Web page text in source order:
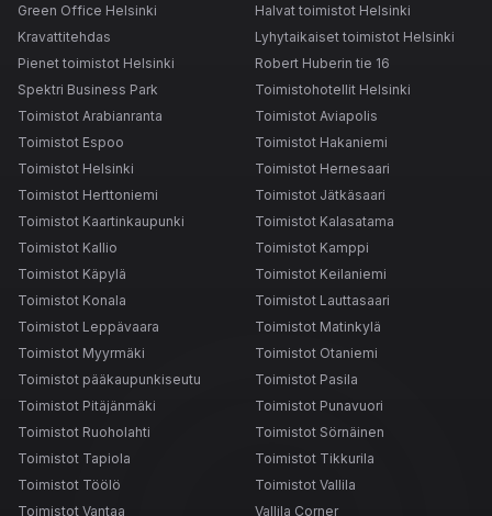
Green Office Helsinki
Halvat toimistot Helsinki
Kravattitehdas
Lyhytaikaiset toimistot Helsinki
Pienet toimistot Helsinki
Robert Huberin tie 16
Spektri Business Park
Toimistohotellit Helsinki
Toimistot Arabianranta
Toimistot Aviapolis
Toimistot Espoo
Toimistot Hakaniemi
Toimistot Helsinki
Toimistot Hernesaari
Toimistot Herttoniemi
Toimistot Jätkäsaari
Toimistot Kaartinkaupunki
Toimistot Kalasatama
Toimistot Kallio
Toimistot Kamppi
Toimistot Käpylä
Toimistot Keilaniemi
Toimistot Konala
Toimistot Lauttasaari
Toimistot Leppävaara
Toimistot Matinkylä
Toimistot Myyrmäki
Toimistot Otaniemi
Toimistot pääkaupunkiseutu
Toimistot Pasila
Toimistot Pitäjänmäki
Toimistot Punavuori
Toimistot Ruoholahti
Toimistot Sörnäinen
Toimistot Tapiola
Toimistot Tikkurila
Toimistot Töölö
Toimistot Vallila
Toimistot Vantaa
Vallila Corner